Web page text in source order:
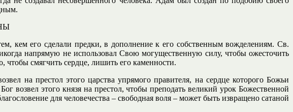
кем его сделали предки, в дополнение к его собственным вожделениям. Св.
напрямую не использовал Свою могущественную силу, чтобы ожесточить
чтобы смягчить сердце, лишить его каменности.
на престол этого царства упрямого правителя, на сердце которого Божьи
возвел этого князя на престол, чтобы преподать великий урок Божественной
для человечества – свободная воля – может быть извращено сатаной